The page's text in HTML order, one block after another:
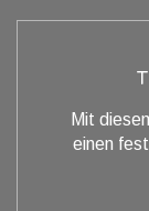
Mit
einen